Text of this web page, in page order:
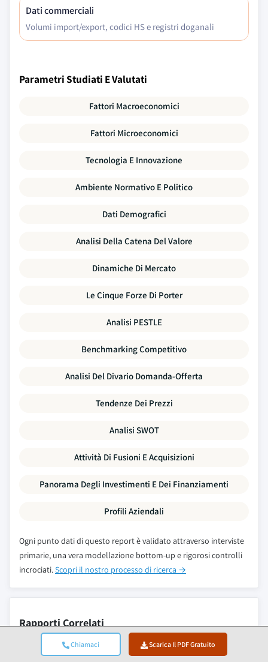
Chiamaci Scarica Il PDF Gratuito
Dati commerciali
Volumi import/export, codici HS e registri doganali
Parametri Studiati E Valutati
Fattori Macroeconomici
Fattori Microeconomici
Tecnologia E Innovazione
Ambiente Normativo E Politico
Dati Demografici
Analisi Della Catena Del Valore
Dinamiche Di Mercato
Le Cinque Forze Di Porter
Analisi PESTLE
Benchmarking Competitivo
Analisi Del Divario Domanda-Offerta
Tendenze Dei Prezzi
Analisi SWOT
Attività Di Fusioni E Acquisizioni
Panorama Degli Investimenti E Dei Finanziamenti
Profili Aziendali
Ogni punto dati di questo report è validato attraverso interviste
primarie, una vera modellazione bottom-up e rigorosi controlli
incrociati.Scopri il nostro processo di ricerca →
Rapporti Correlati